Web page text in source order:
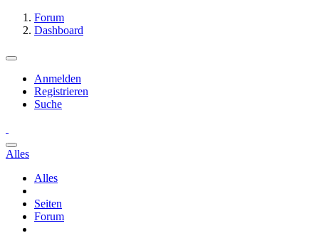
Forum
Dashboard
Anmelden
Registrieren
Suche
Alles
Alles
Seiten
Forum